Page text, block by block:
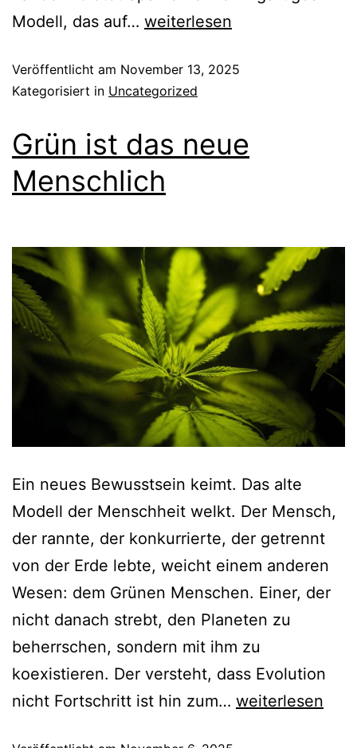
Modell, das auf… weiterlesen
Veröffentlicht am November 13, 2025
Kategorisiert in Uncategorized
Grün ist das neue
Menschlich
Ein neues Bewusstsein keimt. Das alte
Modell der Menschheit welkt. Der Mensch,
der rannte, der konkurrierte, der getrennt
von der Erde lebte, weicht einem anderen
Wesen: dem Grünen Menschen. Einer, der
nicht danach strebt, den Planeten zu
beherrschen, sondern mit ihm zu
koexistieren. Der versteht, dass Evolution
nicht Fortschritt ist hin zum… weiterlesen